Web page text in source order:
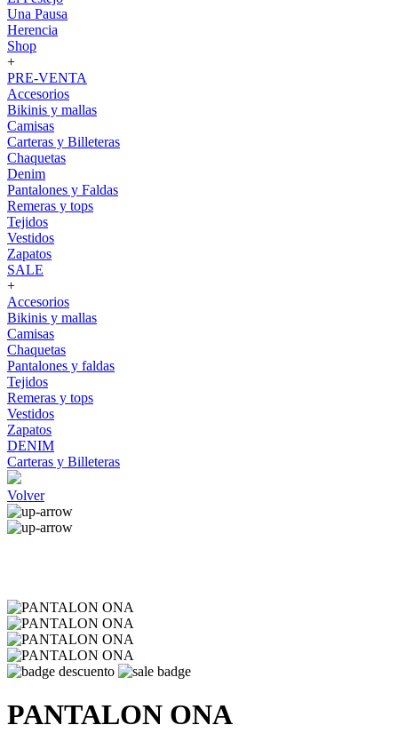
Una Pausa
Herencia
Shop
+
PRE-VENTA
Accesorios
Bikinis y mallas
Camisas
Carteras y Billeteras
Chaquetas
Denim
Pantalones y Faldas
Remeras y tops
Tejidos
Vestidos
Zapatos
SALE
+
Accesorios
Bikinis y mallas
Camisas
Chaquetas
Pantalones y faldas
Tejidos
Remeras y tops
Vestidos
Zapatos
DENIM
Carteras y Billeteras
Volver
PANTALON ONA